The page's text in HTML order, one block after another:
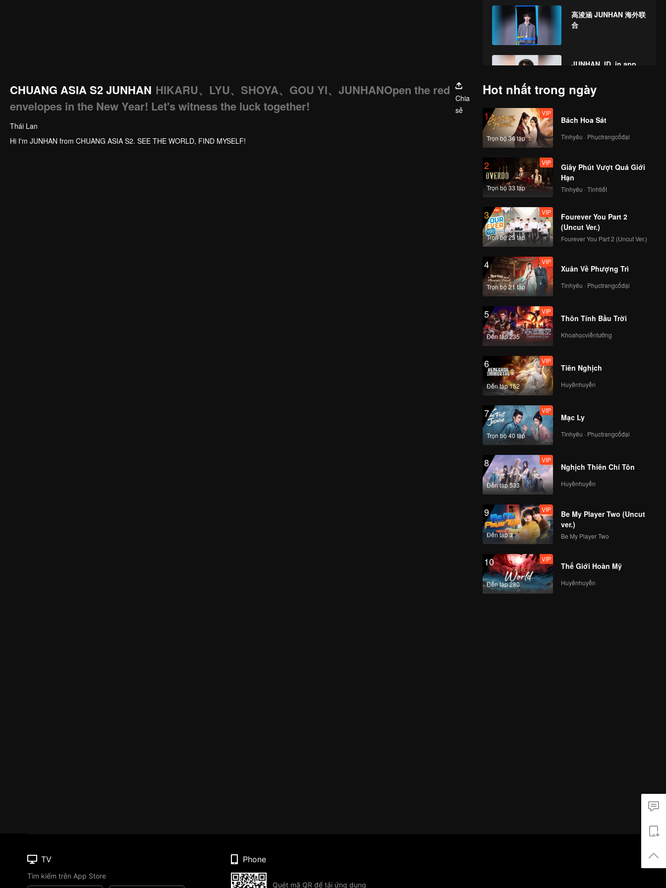
the luck together!
高浚涵 JUNHAN 海外联
合
JUNHAN_ID_in app
CHUANG ASIA S2 JUNHAN HIKARU、LYU、SHOYA、GOU YI、JUNHANOpen the red
envelopes in the New Year! Let's witness the luck together!
Chia
sẻ
Thái Lan
Hi I'm JUNHAN from CHUANG ASIA S2. SEE THE WORLD, FIND MYSELF!
Hot nhất trong ngày
1
Trọn bộ 36 tập
VIP
Bách Hoa Sát
Tìnhyêu · Phụctrangcổđại
2
Trọn bộ 33 tập
VIP
Giây Phút Vượt Quá Giới
Hạn
Tìnhyêu · Tìnhtiết
3
Trọn bộ 25 tập
VIP
Fourever You Part 2
(Uncut Ver.)
Fourever You Part 2 (Uncut Ver.)
4
Trọn bộ 21 tập
VIP
Xuân Về Phượng Trì
Tìnhyêu · Phụctrangcổđại
5
Đến tập 235
VIP
Thôn Tính Bầu Trời
Khoahọcviễntưởng
6
Đến tập 152
VIP
Tiên Nghịch
Huyềnhuyễn
7
Trọn bộ 40 tập
VIP
Mạc Ly
Tìnhyêu · Phụctrangcổđại
8
Đến tập 533
VIP
Nghịch Thiên Chí Tôn
Huyềnhuyễn
9
Đến tập 3
VIP
Be My Player Two (Uncut
ver.)
Be My Player Two
10
Đến tập 280
VIP
Thế Giới Hoàn Mỹ
Huyềnhuyễn
TV
Tìm kiếm trên App Store
Phone
Quét mã QR để tải ứng dụng